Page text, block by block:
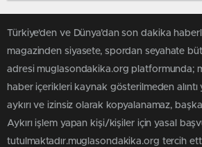
Türkiye'den ve Dünya’dan son dakika
magazinden siyasete, spordan seyahate
adresi muglasondakika.org platformunda;
haber içerikleri kaynak gösterilmeden alıntı
aykırı ve izinsiz olarak kopyalanamaz,
Aykırı işlem yapan kişi/kişiler için yasal
tutulmaktadır.muglasondakika.org tercih